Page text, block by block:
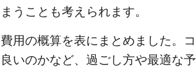
うことも考えられます。
用の概算を表にまとめました。コ
いのかなど、過ごし方や最適な予